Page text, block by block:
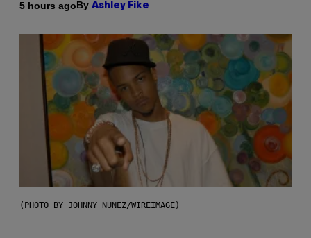
5 hours agoBy Ashley Fike
(PHOTO BY JOHNNY NUNEZ/WIREIMAGE)